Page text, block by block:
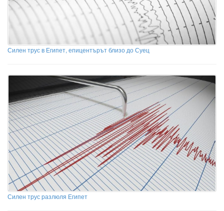
Силен трус в Египет, епицентърът близо до Суец
Силен трус разлюля Египет